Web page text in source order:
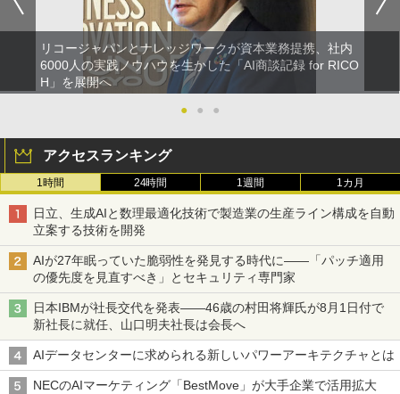
リコージャパンとナレッジワークが資本業務提携、社内
6000人の実践ノウハウを生かした「AI商談記録 for RICO
H」を展開へ
●
● ●
アクセスランキング
1時間 24時間 1週間 1カ月
日立、生成AIと数理最適化技術で製造業の生産ライン構成を自動
立案する技術を開発
AIが27年眠っていた脆弱性を発見する時代に――「パッチ適用
の優先度を見直すべき」とセキュリティ専門家
日本IBMが社長交代を発表――46歳の村田将輝氏が8月1日付で
新社長に就任、山口明夫社長は会長へ
AIデータセンターに求められる新しいパワーアーキテクチャとは
NECのAIマーケティング「BestMove」が大手企業で活用拡大